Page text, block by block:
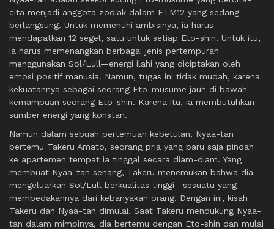
cita menjadi anggota zodiak dalam ETM12 yang sedang
berlangsung. Untuk memenuhi ambisinya, ia harus
mendapatkan 12 segel, satu untuk setiap Eto-shin. Untuk itu,
ia harus memenangkan berbagai jenis pertempuran
menggunakan Sol/Lull—energi ilahi yang diciptakan oleh
emosi positif manusia. Namun, tugas ini tidak mudah, karena
kekuatannya sebagai seorang Eto-musume jauh di bawah
kemampuan seorang Eto-shin. Karena itu, ia membutuhkan
sumber energi yang konstan.
Namun dalam sebuah pertemuan kebetulan, Nyaa-tan
bertemu Takeru Amato, seorang pria yang baru saja pindah
ke apartemen tempat ia tinggal secara diam-diam. Yang
membuat Nyaa-tan senang, Takeru menemukan bahwa dia
mengeluarkan Sol/Lull berkualitas tinggi—sesuatu yang
membedakannya dari kebanyakan orang. Dengan ini, kisah
Takeru dan Nyaa-tan dimulai. Saat Takeru mendukung Nyaa-
tan dalam mimpinya, dia bertemu dengan Eto-shin dan mulai